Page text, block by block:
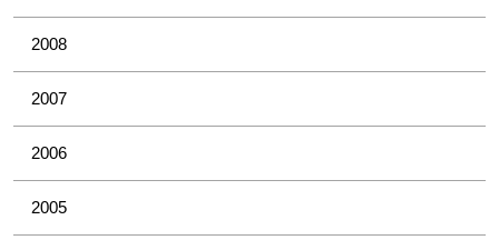
2008
2007
2006
2005